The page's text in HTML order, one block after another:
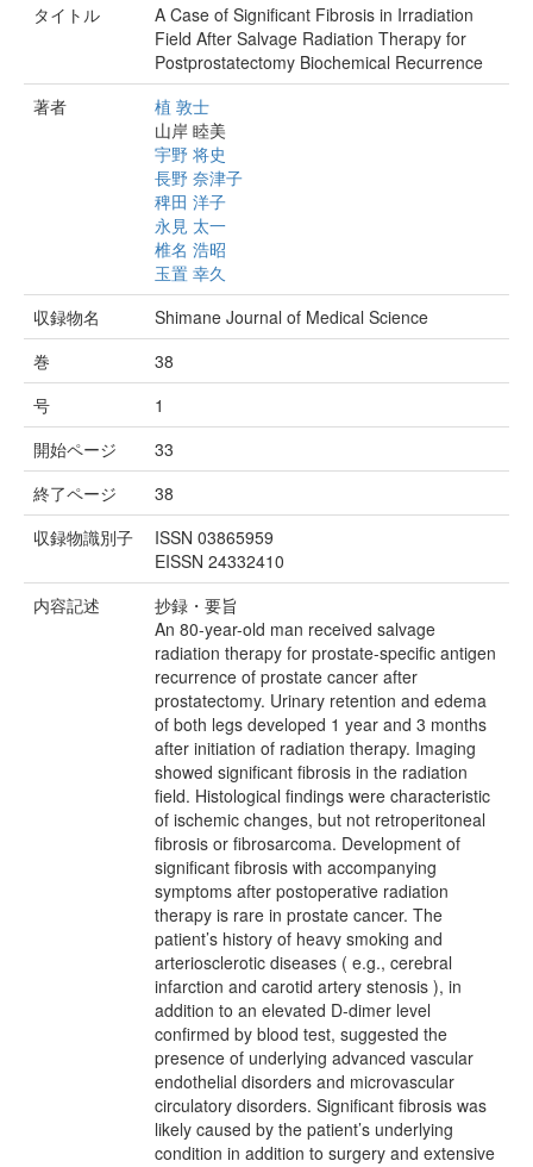
タイトル
A Case of Significant Fibrosis in Irradiation
Field After Salvage Radiation Therapy for
Postprostatectomy Biochemical Recurrence
著者
植 敦士
山岸 睦美
宇野 将史
長野 奈津子
稗田 洋子
永見 太一
椎名 浩昭
玉置 幸久
収録物名
Shimane Journal of Medical Science
巻
38
号
1
開始ページ
33
終了ページ
38
収録物識別子
ISSN 03865959
EISSN 24332410
内容記述
抄録・要旨
An 80-year-old man received salvage
radiation therapy for prostate-specific antigen
recurrence of prostate cancer after
prostatectomy. Urinary retention and edema
of both legs developed 1 year and 3 months
after initiation of radiation therapy. Imaging
showed significant fibrosis in the radiation
field. Histological findings were characteristic
of ischemic changes, but not retroperitoneal
fibrosis or fibrosarcoma. Development of
significant fibrosis with accompanying
symptoms after postoperative radiation
therapy is rare in prostate cancer. The
patient’s history of heavy smoking and
arteriosclerotic diseases ( e.g., cerebral
infarction and carotid artery stenosis ), in
addition to an elevated D-dimer level
confirmed by blood test, suggested the
presence of underlying advanced vascular
endothelial disorders and microvascular
circulatory disorders. Significant fibrosis was
likely caused by the patient’s underlying
condition in addition to surgery and extensive